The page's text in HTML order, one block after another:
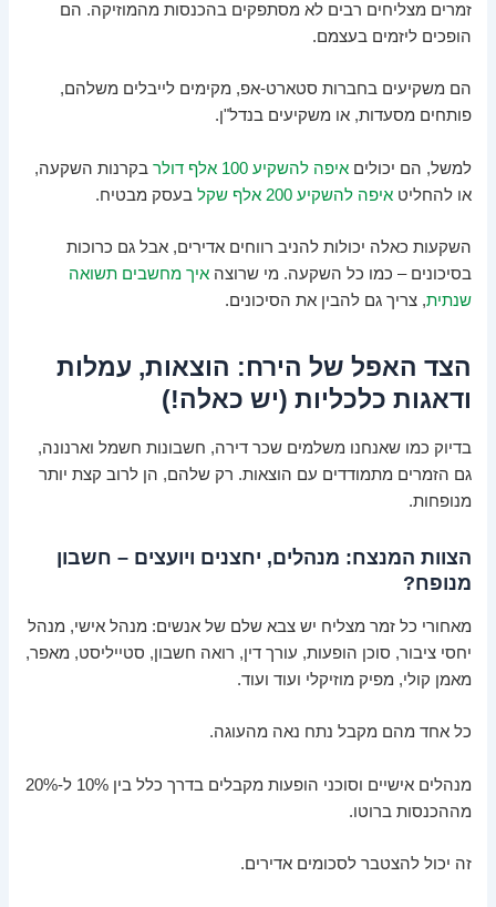
זמרים מצליחים רבים לא מסתפקים בהכנסות מהמוזיקה. הם
הופכים ליזמים בעצמם.
הם משקיעים בחברות סטארט-אפ, מקימים לייבלים משלהם,
פותחים מסעדות, או משקיעים בנדל"ן.
למשל, הם יכוליםאיפה להשקיע 100 אלף דולר
בקרנות השקעה,
או להחליטאיפה להשקיע 200 אלף שקל בעסק מבטיח.
השקעות כאלה יכולות להניב רווחים אדירים, אבל גם כרוכות
בסיכונים – כמו כל השקעה. מי שרוצהאיך מחשבים תשואה
שנתית, צריך גם להבין את הסיכונים.
הצד האפל של הירח: הוצאות, עמלות
ודאגות כלכליות (יש כאלה!)
בדיוק כמו שאנחנו משלמים שכר דירה, חשבונות חשמל וארנונה,
גם הזמרים מתמודדים עם הוצאות. רק שלהם, הן לרוב קצת יותר
מנופחות.
הצוות המנצח: מנהלים, יחצנים ויועצים – חשבון
מנופח?
מאחורי כל זמר מצליח יש צבא שלם של אנשים: מנהל אישי, מנהל
יחסי ציבור, סוכן הופעות, עורך דין, רואה חשבון, סטייליסט, מאפר,
מאמן קולי, מפיק מוזיקלי ועוד ועוד.
כל אחד מהם מקבל נתח נאה מהעוגה.
מנהלים אישיים וסוכני הופעות מקבלים בדרך כלל בין 10% ל-20%
מההכנסות ברוטו.
זה יכול להצטבר לסכומים אדירים.